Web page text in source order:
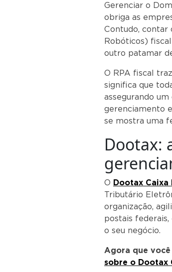
Gerenciar o
obriga as
Contudo, contar
Robóticos)
outro patamar
O RPA fiscal
significa que
assegurando
gerenciamento
se mostra uma
Dootax:
O Dootax Caixa
Tributário
organização,
postais
o seu negócio.
Agora que
sobre o Dootax